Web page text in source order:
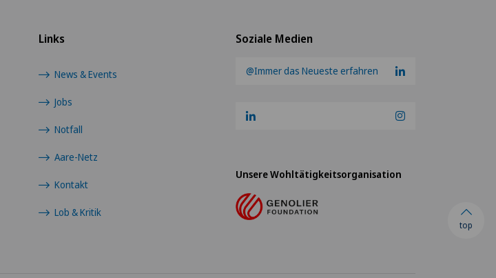
Soziale Medien
@Immer das Neueste erfahren
Links
News & Events
Jobs
Notfall
Aare-Netz
Kontakt
Lob & Kritik
Unsere Wohltätigkeitsorganisation
top